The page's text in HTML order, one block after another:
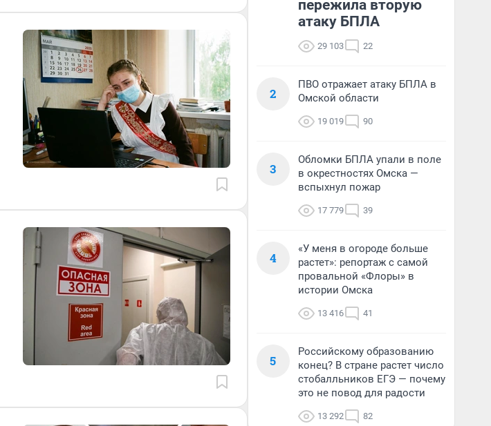
пережила вторую
атаку БПЛА
29 103 22
2
ПВО отражает атаку БПЛА в
Омской области
19 019 90
3
Обломки БПЛА упали в поле
в окрестностях Омска —
вспыхнул пожар
17 779 39
4
«У меня в огороде больше
растет»: репортаж с самой
провальной «Флоры» в
истории Омска
13 416 41
5
Российскому образованию
конец? В стране растет число
стобалльников ЕГЭ — почему
это не повод для радости
13 292 82